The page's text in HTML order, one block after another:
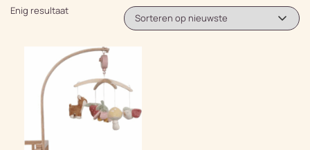
Enig resultaat